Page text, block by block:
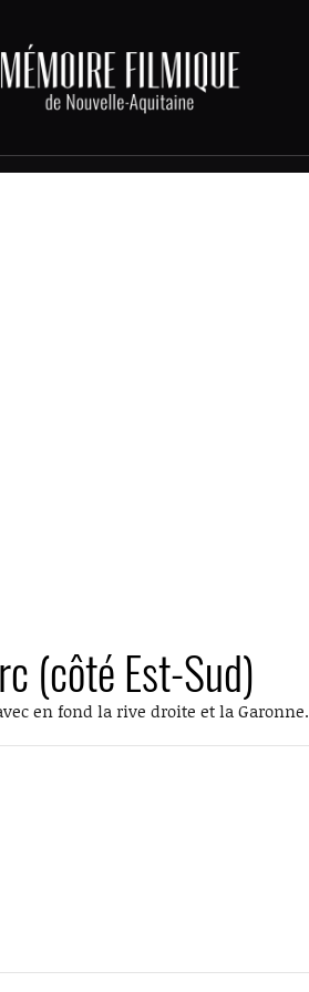
(côté Est-Sud)
en fond la rive droite et la Garonne.